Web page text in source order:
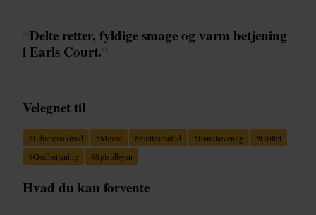
“Delte retter, fyldige smage og varm betjening
i Earls Court.”
Velegnet til
#Libanesiskmad #Mezze #Fællesmåltid #Familievenlig #Grillet
#Godbetjening #Spisidbyen
Hvad du kan forvente